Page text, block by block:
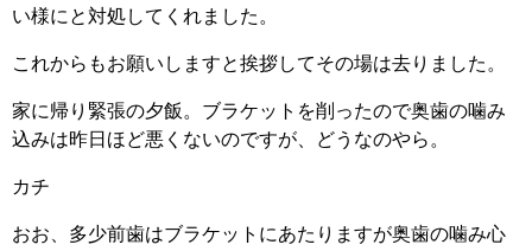
い様にと対処してくれました。
これからもお願いしますと挨拶してその場は去りました。
家に帰り緊張の夕飯。ブラケットを削ったので奥歯の噛み
込みは昨日ほど悪くないのですが、どうなのやら。
カチ
おお、多少前歯はブラケットにあたりますが奥歯の噛み心